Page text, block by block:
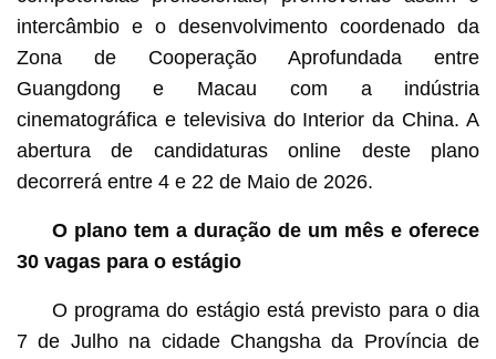
intercâmbio e o desenvolvimento coordenado da
Zona de Cooperação Aprofundada entre
Guangdong e Macau com a indústria
cinematográfica e televisiva do Interior da China. A
abertura de candidaturas online deste plano
decorrerá entre 4 e 22 de Maio de 2026.
O plano tem a duração de um mês e oferece
30 vagas para o estágio
O programa do estágio está previsto para o dia
7 de Julho na cidade Changsha da Província de